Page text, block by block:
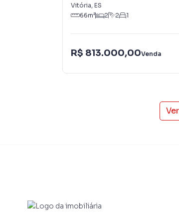
Vitória, ES
66m² 2 2 1
R$ 813.000,00Venda